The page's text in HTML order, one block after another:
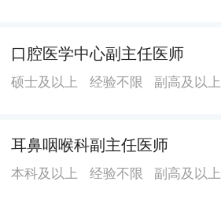
口腔医学中心副主任医师
硕士及以上 经验不限 副高及以上
耳鼻咽喉科副主任医师
本科及以上 经验不限 副高及以上